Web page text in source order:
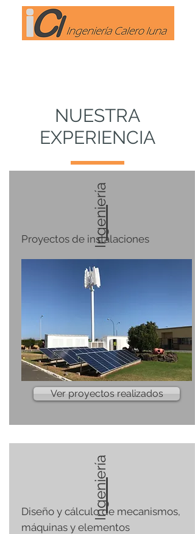
NUESTRA
EXPERIENCIA
Ingeniería
Proyectos de instalaciones
Ver proyectos realizados
Ingeniería
Diseño y cálculo de mecanismos,
máquinas y elementos